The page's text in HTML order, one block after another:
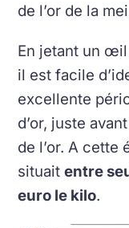
de l’or de la
En jetant un
il est facile
excellente
d’or, juste
de l’or. A cette
situaitentre
euro le kilo.